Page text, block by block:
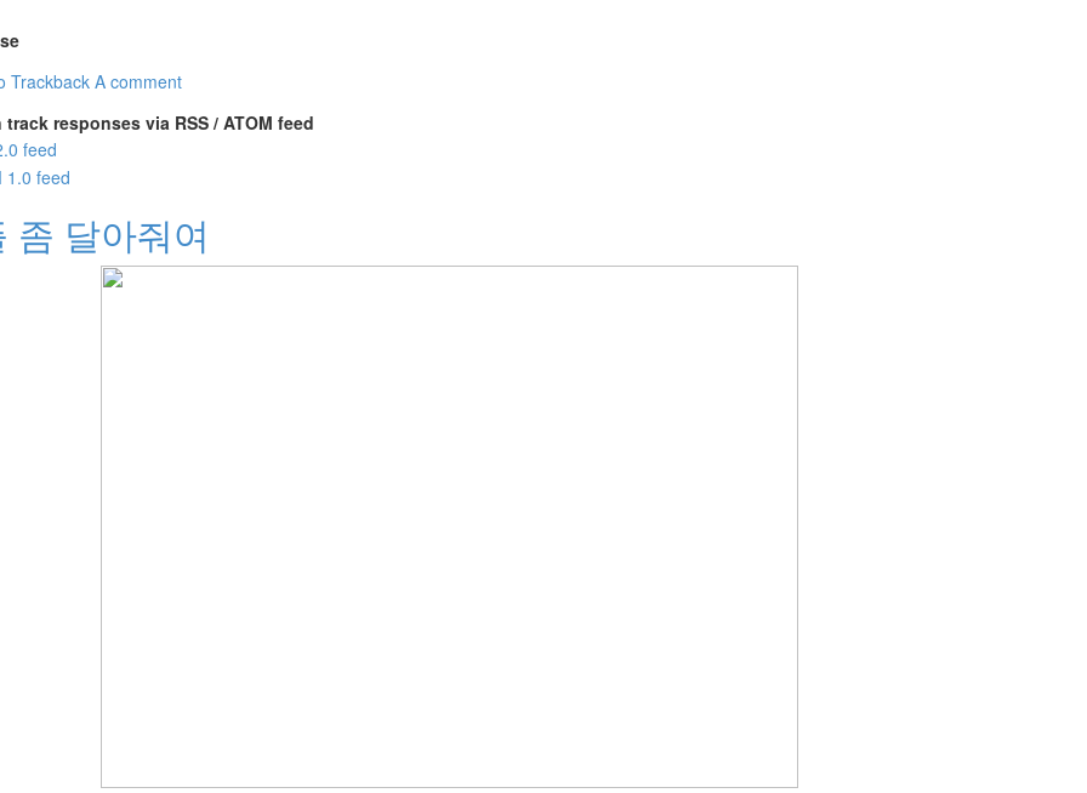
Trackback A comment
track responses via RSS / ATOM feed
좀 달아줘여